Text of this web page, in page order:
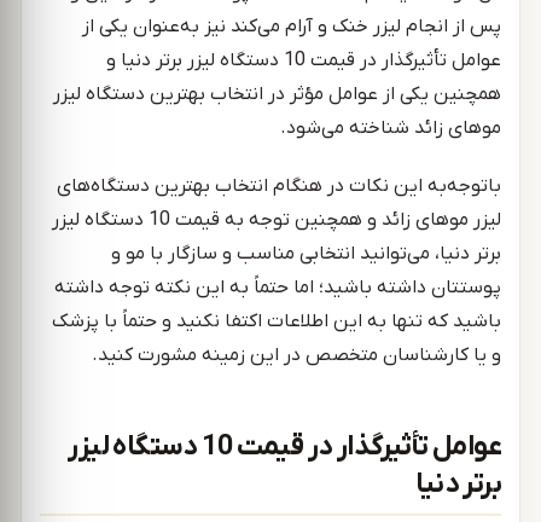
پس از انجام لیزر خنک و آرام می‌کند نیز به‌عنوان یکی از
عوامل تأثیرگذار در قیمت 10 دستگاه لیزر برتر دنیا و
همچنین یکی از عوامل مؤثر در انتخاب بهترین دستگاه لیزر
موهای زائد شناخته می‌شود.
باتوجه‌به این نکات در هنگام انتخاب بهترین دستگاه‌های
لیزر موهای زائد و همچنین توجه به قیمت 10 دستگاه لیزر
برتر دنیا، می‌توانید انتخابی مناسب و سازگار با مو و
پوستتان داشته باشید؛ اما حتماً به این نکته توجه داشته
باشید که تنها به این اطلاعات اکتفا نکنید و حتماً با پزشک
و یا کارشناسان متخصص در این زمینه مشورت کنید.
عوامل تأثیرگذار در قیمت 10 دستگاه لیزر
برتر دنیا